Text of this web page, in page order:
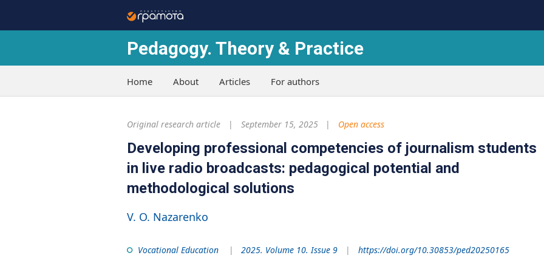
Pedagogy. Theory & Practice
Home About Articles For authors
Original research article September 15, 2025 Open access
Developing professional competencies of journalism students
in live radio broadcasts: pedagogical potential and
methodological solutions
V. O. Nazarenko
Vocational Education 2025. Volume 10. Issue 9 https://doi.org/10.30853/ped20250165